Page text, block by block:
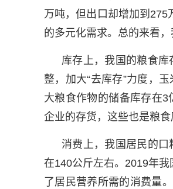
万吨，但出口却增加到
的多元化需求。总的来看
库存上，我国的粮食
整，加大“去库存”力度，
大粮食作物的储备库存在
企业的存货，这些也是粮食
消费上，我国居民的
在140公斤左右。2019年
了居民营养所需的消费量